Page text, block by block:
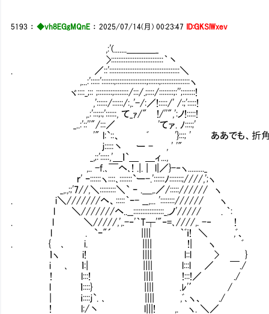
5193 ：◆vh8EGgMQnE ：2025/07/14(月) 00:23:47 ID:GKSlWxev
,:'(.......＿＿＿_
>:::::::::::::::::::::::::::::｀丶
. ／::':::::::::::::::::::::::::::::::::::::::＼
,...:':::::':::::::;:::::::::::::::::;::::::;::::::::::::::::ヽ
ヾ::::_;:: ;::::::::;::::::::/:::/.;::::/::::::::;:'';:::::::!
,'::::::/::::::/:,.'-/:／!:::::/' /:;':::::!
,.:':::;:;'::::::, て_ｧ/" !/''",':ノ!:::::!
_..:'::''"/:::／ 'てァ. ﾉ::::;'
'" l:`::、 ﾞ '}:::; ' ああでも、折角です
ｊ:::::丶 ー - , ' '"
_,;:':::::,'＿ｌ`＿ ＿ィ...,
,.. -f.､￣ヘ､! .|. | l|／}-‐ヽ........._
ｒ' ｰ::::::ヽ::::､:::::::`ー-.'::::::ﾉ:::::::;////,';ヽ
_,.,:;'7//,＼:::::::::＼` ｰ .＿,.／/:::::////// ヽ
. i＼///////ヘ、:::::｀ｰ- __,... '::::::::////// ヽ
l ＼///////ヘ..__:::::::::::::::::_,ノ'///// . ｀:
. l ＼/////,',.-‐'｀T┬'"‐=､////,. -‐ !
l . `ｰ"´ |||| ｀ﾞｉ! ＼ ,ﾞ、
. { ､ i. |||| !| ヽ ﾞ
ｌヽ i! |||| l::l > }
i ､ ｌ:| |||| l:::l ／ ￣./
! l:::! |||| !:::!／ ./
l ｌ::::} |||| .ﾚ'′ /
| ｉ::::ｊ`. ､ |||| ,ﾞ､ヽ、 ./
! l:/丶 l|||! ,. ヽ. ＼／